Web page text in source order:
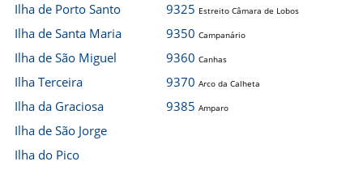
Ilha de Porto Santo
Ilha de Santa Maria
Ilha de São Miguel
Ilha Terceira
Ilha da Graciosa
Ilha de São Jorge
Ilha do Pico
9325 Estreito Câmara de Lobos
9350 Campanário
9360 Canhas
9370 Arco da Calheta
9385 Amparo